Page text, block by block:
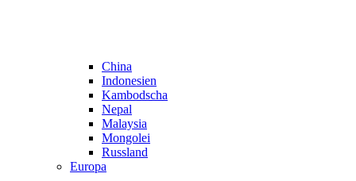
China
Indonesien
Kambodscha
Nepal
Malaysia
Mongolei
Russland
Europa